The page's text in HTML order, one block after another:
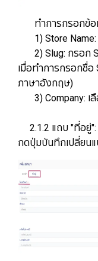
ทำการกรอกข้อมู
1) Store Name:
2) Slug: กรอก
เมื่อทำการกรอกชื่อ
ภาษาอังกฤษ)
3) Company: เ
2.1.2 แถบ "ที่อยู่":
กดปุ่มบันทึกเปลี่ยน